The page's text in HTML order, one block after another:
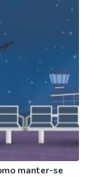
manter-se